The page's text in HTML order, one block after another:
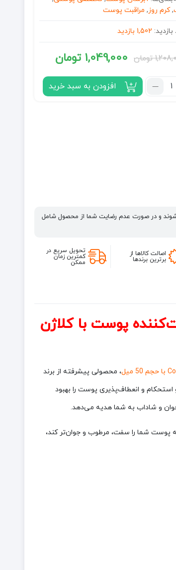
,کرم روز, مراقبت پوست
بازدید: 1,502 بازدید
تومان
قیمت
اصلی:
1,208,000 تومان
1,049,000 تومان
قیمت
فعلی:
1,049,000 تومان.
تعداد:
افزودن به سبد خرید
شوند و در صورت عدم رضایت شما از محصول شامل
اصالت کالاها از
برترین برندها
تحویل سریع در
کمترین زمان
ممکن
، محصولی پیشرفته از برند
و انعطاف‌پذیری پوست را بهبود
و شاداب به شما هدیه می‌دهد.
که پوست شما را سفت، مرطوب و جوان‌تر کند،